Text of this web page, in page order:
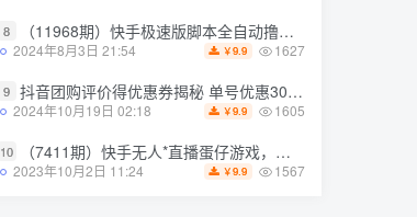
8 （11968期）快手极速版脚本全自动撸金看广告、刷视频单号收益50＋可批量操作
2024年8月3日 21:54 ￥9.9 1627
9 抖音团购评价得优惠券揭秘 单号优惠30-50 详细教程
2024年10月19日 02:18 ￥9.9 1605
10 （7411期）快手无人*直播蛋仔游戏，一天收入700+流程简单人人可做（送10G素材）
2023年10月2日 11:24 ￥9.9 1567
8 （11968期）快手极速版脚本全自动撸金看广告、刷视频单号收益50＋可批量操作
2024年8月3日 21:54 ￥9.9 1627
9 抖音团购评价得优惠券揭秘 单号优惠30-50 详细教程
2024年10月19日 02:18 ￥9.9 1605
10 （7411期）快手无人*直播蛋仔游戏，一天收入700+流程简单人人可做（送10G素材）
2023年10月2日 11:24 ￥9.9 1567